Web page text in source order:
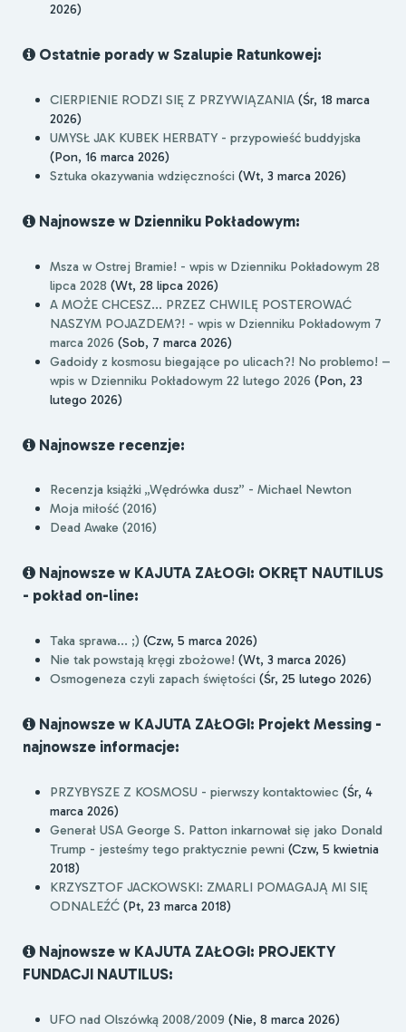
2026)
Ostatnie porady w Szalupie Ratunkowej:
CIERPIENIE RODZI SIĘ Z PRZYWIĄZANIA (Śr, 18 marca
2026)
UMYSŁ JAK KUBEK HERBATY - przypowieść buddyjska
(Pon, 16 marca 2026)
Sztuka okazywania wdzięczności (Wt, 3 marca 2026)
Najnowsze w Dzienniku Pokładowym:
Msza w Ostrej Bramie! - wpis w Dzienniku Pokładowym 28
lipca 2028 (Wt, 28 lipca 2026)
A MOŻE CHCESZ... PRZEZ CHWILĘ POSTEROWAĆ
NASZYM POJAZDEM?! - wpis w Dzienniku Pokładowym 7
marca 2026 (Sob, 7 marca 2026)
Gadoidy z kosmosu biegające po ulicach?! No problemo! –
wpis w Dzienniku Pokładowym 22 lutego 2026 (Pon, 23
lutego 2026)
Najnowsze recenzje:
Recenzja książki „Wędrówka dusz” - Michael Newton
Moja miłość (2016)
Dead Awake (2016)
Najnowsze w KAJUTA ZAŁOGI: OKRĘT NAUTILUS
- pokład on-line:
Taka sprawa... ;) (Czw, 5 marca 2026)
Nie tak powstają kręgi zbożowe! (Wt, 3 marca 2026)
Osmogeneza czyli zapach świętości (Śr, 25 lutego 2026)
Najnowsze w KAJUTA ZAŁOGI: Projekt Messing -
najnowsze informacje:
PRZYBYSZE Z KOSMOSU - pierwszy kontaktowiec (Śr, 4
marca 2026)
Generał USA George S. Patton inkarnował się jako Donald
Trump - jesteśmy tego praktycznie pewni (Czw, 5 kwietnia
2018)
KRZYSZTOF JACKOWSKI: ZMARLI POMAGAJĄ MI SIĘ
ODNALEŹĆ (Pt, 23 marca 2018)
Najnowsze w KAJUTA ZAŁOGI: PROJEKTY
FUNDACJI NAUTILUS:
UFO nad Olszówką 2008/2009 (Nie, 8 marca 2026)